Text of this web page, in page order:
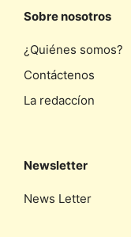
Sobre nosotros
¿Quiénes somos?
Contáctenos
La redaccíon
Newsletter
News Letter